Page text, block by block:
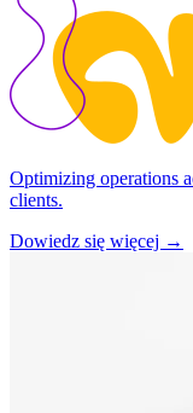
Optimizing operations
clients.
Dowiedz się więcej →